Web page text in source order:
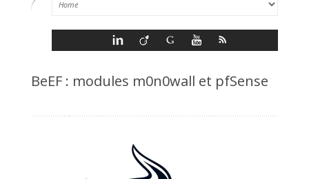
BeEF : modules m0n0wall et pfSense